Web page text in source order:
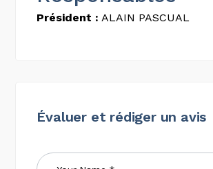
Président : ALAIN PASCUAL
Évaluer et rédiger un avis